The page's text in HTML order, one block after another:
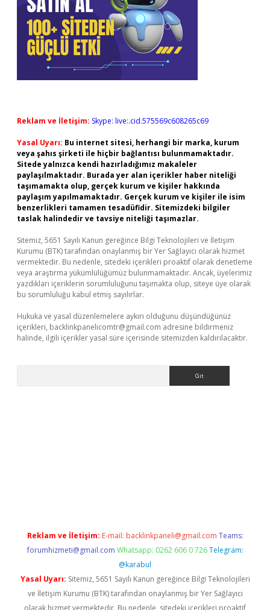
Reklam ve İletişim: Skype: live:.cid.575569c608265c69
Yasal Uyarı: Bu internet sitesi, herhangi bir marka, kurum
veya şahıs şirketi ile hiçbir bağlantısı bulunmamaktadır.
Sitede yalnızca kendi hazırladığımız makaleler
paylaşılmaktadır. Burada yer alan içerikler haber niteliği
taşımamakta olup, gerçek kurum ve kişiler hakkında
paylaşım yapılmamaktadır. Gerçek kurum ve kişiler ile isim
benzerlikleri tamamen tesadüfidir. Sitemizdeki bilgiler
taslak halindedir ve tavsiye niteliği taşımazlar.
Sitemiz, 5651 Sayılı Kanun gereğince Bilgi Teknolojileri ve İletişim
Kurumu (BTK) tarafından onaylanmış bir Yer Sağlayıcı olarak hizmet
vermektedir. Bu nedenle, sitedeki içerikleri proaktif olarak denetleme
veya araştırma yükümlülüğümüz bulunmamaktadır. Ancak, üyelerimiz
yazdıkları içeriklerin sorumluluğunu taşımakta olup, siteye üye olarak
bu sorumluluğu kabul etmiş sayılırlar.
Hukuka ve yasal düzenlemelere aykırı olduğunu düşündüğünüz
içerikleri, backlinkpanelicomtr@gmail.com adresine bildirmeniz
halinde, ilgili içerikler yasal süre içerisinde sitemizden kaldırılacaktır.
Reklam ve İletişim: E-mail: backlinkpaneli@gmail.com Teams:
forumhizmeti@gmail.com Whatsapp: 0262 606 0 726 Telegram:
@karabul
Yasal Uyarı: Sitemiz, 5651 Sayılı Kanun gereğince Bilgi Teknolojileri
ve İletişim Kurumu (BTK) tarafından onaylanmış bir Yer Sağlayıcı
olarak hizmet vermektedir. Bu nedenle, sitedeki içerikleri proaktif